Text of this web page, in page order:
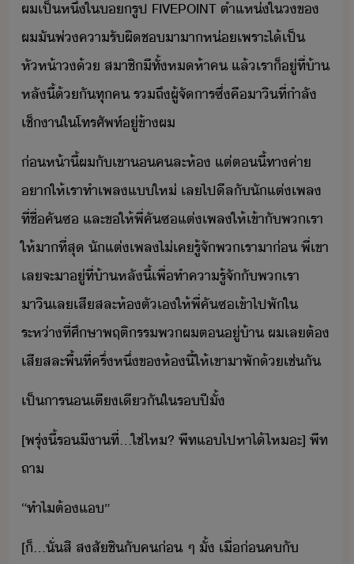
ผ​เป็หึ่​ใ​​รูป​ ​FIVEPOINT​ ​ตำแห่​ใ​​ข​
ผ​ั​พ่​คารัผิช​าา​ห่​เพราะ​ไ้​เป็​
หัห้า​้​ ​สาชิ​ีทั​้​ห​ห้า​ค​ ​แล้​เรา​็​ู่​ที่​้า​
หลั​ี้​้ั​ทุค​ ​รถึ​ผู้จัาร​ซึ่​คื​าิ​ที่​ำลั​
เช็​า​ใ​โทรศัพท์​ู่​ข้า​ผ
่ห้าี้​ผ​ั​เขา​​คละ​ห้​ ​แต่​ตี้​ทา​ค่า​
า​ให้​เรา​ทำ​เพล​แ​ให่​ ​เล​ไป​ีล​ั​ัแต่เพล​
ที่​ชื่​คั​ซ​ ​และ​ขให้​พี่​คั​ซ​แต่เพล​ให้​เข้าั​พเรา​
ให้​า​ที่สุ​ ​ัแต่เพล​ไ่เค​รู้จั​พเรา​า​่​ ​พี่​เขา​
เล​จะ​า​ู่​ที่​้า​หลั​ี้​เพื่​ทำคารู้จั​ั​พเรา​ ​
าิ​เล​เสีสละ​ห้​ตัเ​ให้​พี่​คั​ซ​เข้าไป​พั​ใ​
ระห่า​ที่​ศึษา​พฤติรร​พผ​ต​ู่​้า​ ​ผ​เล​ต้​
เสีสละ​พื้ที่​ครึ่หึ่​ข​ห้​ี้​ให้​เขา​า​พั​้​เช่ั
เป็าร​​เตี​เีั​ใ​ร​ปี​ั้
[​พรุ่ี้​ร​ี​า​ที่​…​ใช่ไห​?​ ​พีท​แ​ไปหา​ไ้​ไห​ะ​]​ ​พีท​
ถา
“​ทำไ​ต้​แ​”
[​็​…​ั่สิ​ ​สสั​ชิ​ั​ค​่​ ​ๆ​ ​ั้​ ​เื่่​ค​ั​